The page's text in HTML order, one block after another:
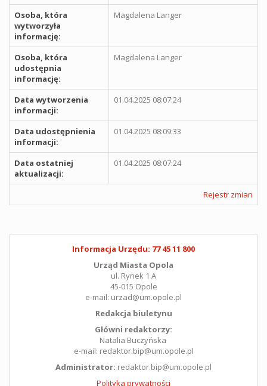
Osoba, która
wytworzyła
informację:
Magdalena Langer
Osoba, która
udostępnia
informację:
Magdalena Langer
Data wytworzenia
informacji:
01.04.2025 08:07:24
Data udostępnienia
informacji:
01.04.2025 08:09:33
Data ostatniej
aktualizacji:
01.04.2025 08:07:24
Rejestr zmian
Informacja Urzędu: 77 45 11 800
Urząd Miasta Opola
ul. Rynek 1 A
45-015 Opole
e-mail: urzad@um.opole.pl
Redakcja biuletynu
Główni redaktorzy:
Natalia Buczyńska
e-mail: redaktor.bip@um.opole.pl
Administrator: redaktor.bip@um.opole.pl
Polityka prywatności